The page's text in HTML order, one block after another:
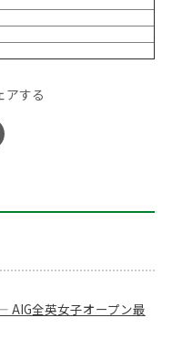
アする
AIG全英女子オープン最